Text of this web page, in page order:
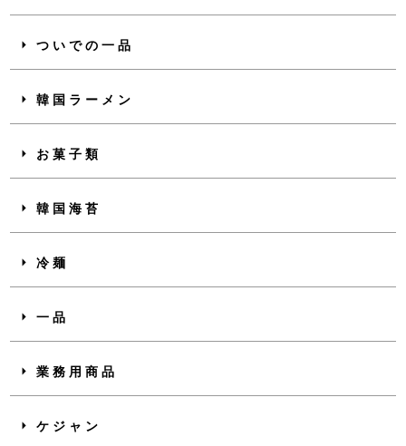
ついでの一品
韓国ラーメン
お菓子類
韓国海苔
冷麺
一品
業務用商品
ケジャン